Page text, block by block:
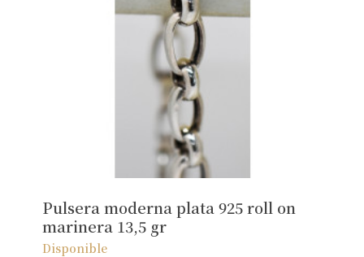
Pulsera moderna plata 925 roll on
marinera 13,5 gr
Disponible